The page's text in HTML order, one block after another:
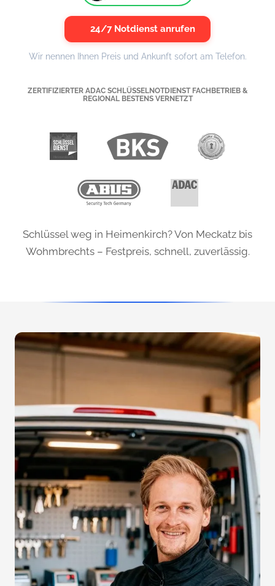
24/7 Notdienst anrufen
Wir nennen Ihnen Preis und Ankunft sofort am Telefon.
ZERTIFIZIERTER ADAC SCHLÜSSELNOTDIENST FACHBETRIEB &
REGIONAL BESTENS VERNETZT
Schlüssel weg in Heimenkirch? Von Meckatz bis
Wohmbrechts – Festpreis, schnell, zuverlässig.